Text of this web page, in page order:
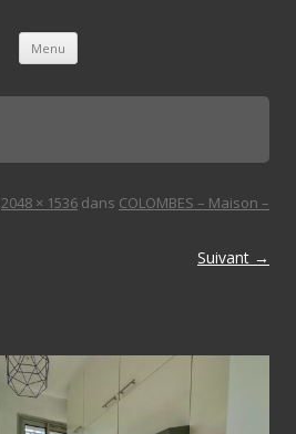
Menu Aller au contenu principal
2048 × 1536 dans COLOMBES – Maison –
Suivant →